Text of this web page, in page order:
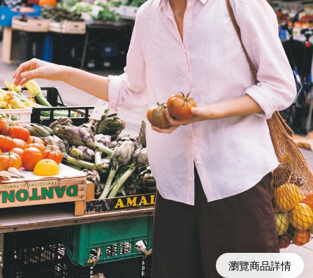
瀏覽商品詳情